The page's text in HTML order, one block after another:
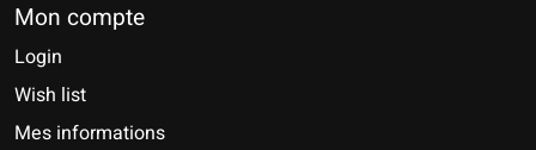
Mon compte
Login
Wish list
Mes informations